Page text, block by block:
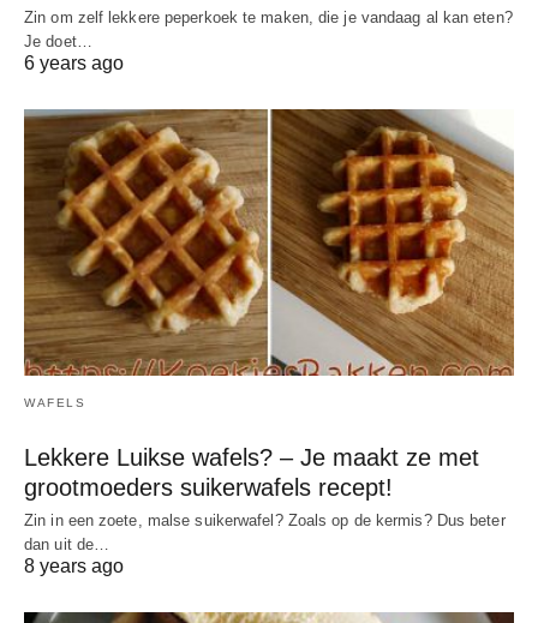
Zin om zelf lekkere peperkoek te maken, die je vandaag al kan eten?
Je doet…
6 years ago
WAFELS
Lekkere Luikse wafels? – Je maakt ze met
grootmoeders suikerwafels recept!
Zin in een zoete, malse suikerwafel? Zoals op de kermis? Dus beter
dan uit de…
8 years ago